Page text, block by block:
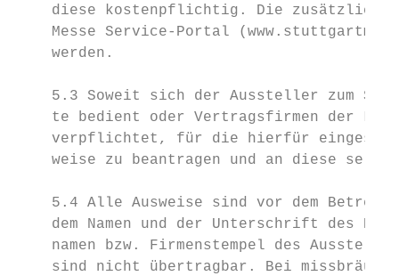
diese kostenpflichtig. Die
Messe Service-Portal
    werden.
5.3 Soweit sich der Aussteller zum
te bedient oder Vertragsfirmen der
verpflichtet, für die hierfür
weise zu beantragen und an diese
5.4 Alle Ausweise sind vor dem
dem Namen und der Unterschrift des
namen bzw. Firmenstempel des
sind nicht übertragbar. Bei